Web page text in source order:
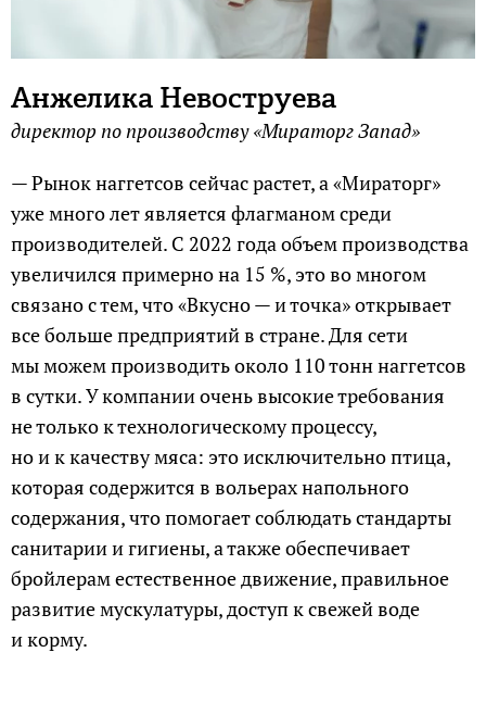
Анжелика Невоструева
директор по производству «Мираторг Запад»
— Рынок наггетсов сейчас растет, а «Мираторг»
уже много лет является флагманом среди
производителей. С 2022 года объем производства
увеличился примерно на 15 %, это во многом
связано с тем, что «Вкусно — и точка» открывает
все больше предприятий в стране. Для сети
мы можем производить около 110 тонн наггетсов
в сутки. У компании очень высокие требования
не только к технологическому процессу,
но и к качеству мяса: это исключительно птица,
которая содержится в вольерах напольного
содержания, что помогает соблюдать стандарты
санитарии и гигиены, а также обеспечивает
бройлерам естественное движение, правильное
развитие мускулатуры, доступ к свежей воде
и корму.